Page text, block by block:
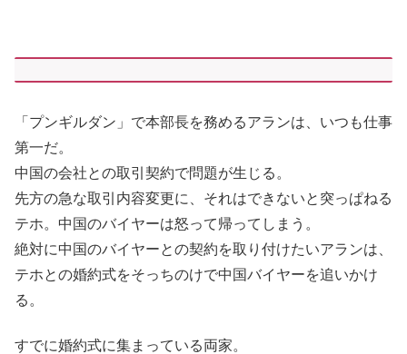
「プンギルダン」で本部長を務めるアランは、いつも仕事
第一だ。
中国の会社との取引契約で問題が生じる。
先方の急な取引内容変更に、それはできないと突っぱねる
テホ。中国のバイヤーは怒って帰ってしまう。
絶対に中国のバイヤーとの契約を取り付けたいアランは、
テホとの婚約式をそっちのけで中国バイヤーを追いかけ
る。
すでに婚約式に集まっている両家。